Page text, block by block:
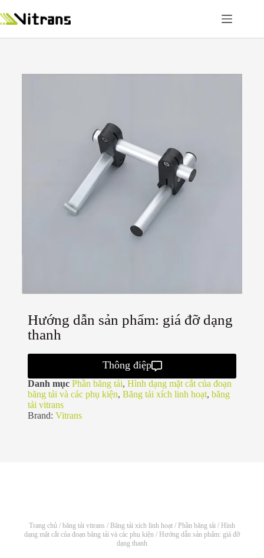
Hướng dẫn sản phẩm: giá đỡ dạng
thanh
Thông điệp
Danh mục Phần băng tải, Hình dạng mặt cắt của đoạn
băng tải và các phụ kiện, Băng tải xích linh hoạt, băng
tải vitrans
Brand: Vitrans
Trang chủ/ băng tải vitrans / Băng tải xích linh hoạt/ Phần băng tải/ Hình
dạng mặt cắt của đoạn băng tải và các phụ kiện/ Hướng dẫn sản phẩm: giá đỡ
dạng thanh